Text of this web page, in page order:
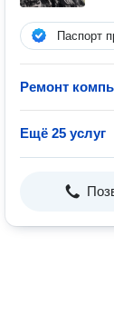
Паспорт
Ремонт
Ещё 25 услуг